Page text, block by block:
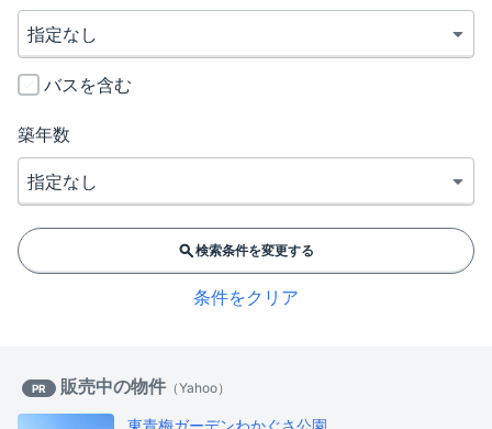
バスを含む
築年数
検索条件を変更する
条件をクリア
PR 販売中の物件 （Yahoo）